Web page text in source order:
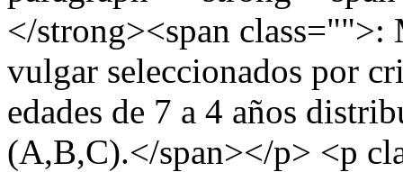
</strong><span class="">:
vulgar seleccionados por
edades de 7 a 4 años
(A,B,C).</span></p> <p